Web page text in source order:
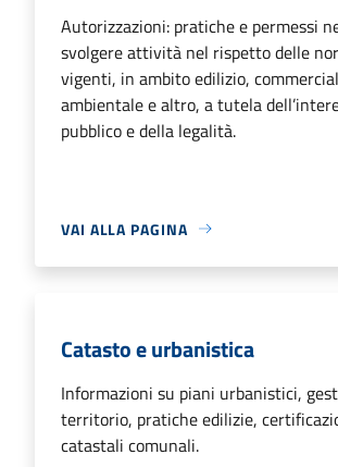
Autorizzazioni: pratiche e permessi
svolgere attività nel rispetto delle
vigenti, in ambito edilizio,
ambientale e altro, a tutela
pubblico e della legalità.
VAI ALLA PAGINA
Catasto e urbanistica
Informazioni su piani urbanistici,
territorio, pratiche edilizie,
catastali comunali.